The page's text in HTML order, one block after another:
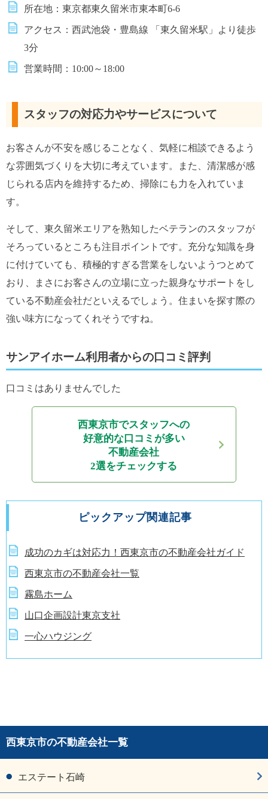
所在地：東京都東久留米市東本町6-6
アクセス：西武池袋・豊島線 「東久留米駅」より徒歩
3分
営業時間：10:00～18:00
スタッフの対応力やサービスについて
お客さんが不安を感じることなく、気軽に相談できるよう
な雰囲気づくりを大切に考えています。また、清潔感が感
じられる店内を維持するため、掃除にも力を入れていま
す。
そして、東久留米エリアを熟知したベテランのスタッフが
そろっているところも注目ポイントです。充分な知識を身
に付けていても、積極的すぎる営業をしないようつとめて
おり、まさにお客さんの立場に立った親身なサポートをし
ている不動産会社だといえるでしょう。住まいを探す際の
強い味方になってくれそうですね。
サンアイホーム利用者からの口コミ評判
口コミはありませんでした
西東京市でスタッフへの
好意的な口コミが多い
不動産会社
2選をチェックする
ピックアップ関連記事
成功のカギは対応力！西東京市の不動産会社ガイド
西東京市の不動産会社一覧
霧島ホーム
山口企画設計東京支社
一心ハウジング
西東京市の不動産会社一覧
エステート石崎